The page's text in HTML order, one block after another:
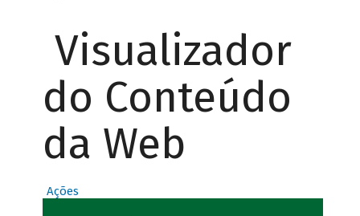
Visualizador
do Conteúdo
da Web
Ações